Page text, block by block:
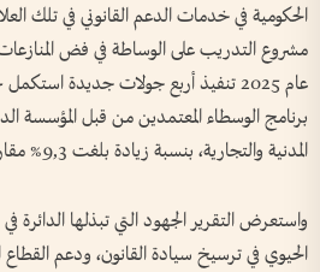
الحكومية في خدمات الدعم القانوني في تلك
مشروع التدريب على الوساطة في فض
برنامج الوسطاء المعتمدين من قبل المؤسسة
المدنية والتجارية، بنسبة زيادة بلغت 9,3% مقارنة بعام 2024.
واستعرض التقرير الجهود التي تبذلها الدائرة
الحيوي في ترسيخ سيادة القانون، ودعم